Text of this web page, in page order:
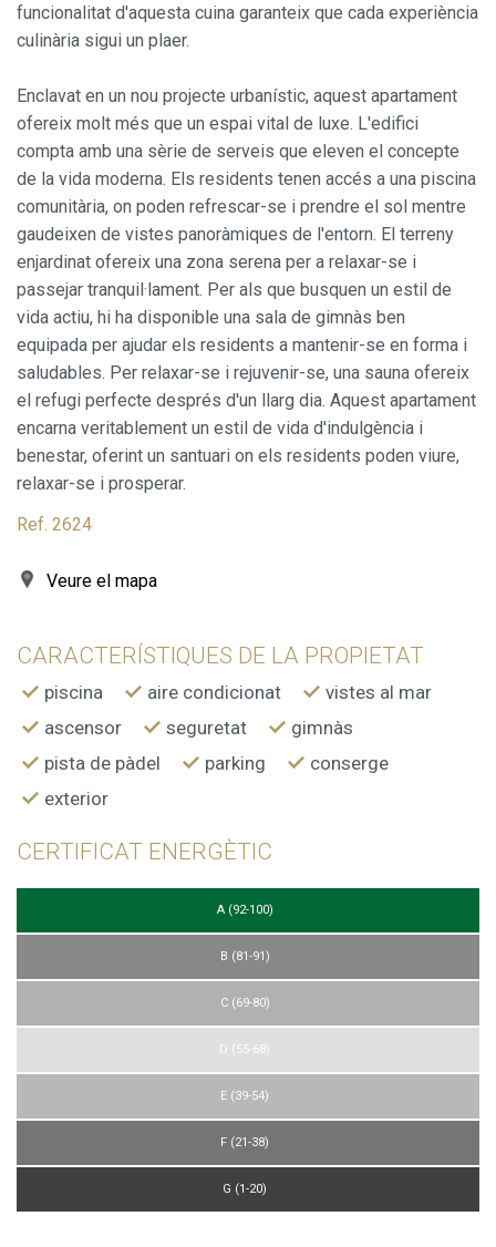
funcionalitat d'aquesta cuina garanteix que cada experiència
culinària sigui un plaer.
Enclavat en un nou projecte urbanístic, aquest apartament
ofereix molt més que un espai vital de luxe. L'edifici
compta amb una sèrie de serveis que eleven el concepte
de la vida moderna. Els residents tenen accés a una piscina
comunitària, on poden refrescar-se i prendre el sol mentre
gaudeixen de vistes panoràmiques de l'entorn. El terreny
enjardinat ofereix una zona serena per a relaxar-se i
passejar tranquil·lament. Per als que busquen un estil de
vida actiu, hi ha disponible una sala de gimnàs ben
equipada per ajudar els residents a mantenir-se en forma i
saludables. Per relaxar-se i rejuvenir-se, una sauna ofereix
el refugi perfecte després d'un llarg dia. Aquest apartament
encarna veritablement un estil de vida d'indulgència i
benestar, oferint un santuari on els residents poden viure,
relaxar-se i prosperar.
Ref. 2624
Veure el mapa
CARACTERÍSTIQUES DE LA PROPIETAT
piscina aire condicionat
vistes al mar
ascensor
seguretat
gimnàs
pista de pàdel
parking
conserge
exterior
CERTIFICAT ENERGÈTIC
A (92-100)
B (81-91)
C (69-80)
D (55-68)
E (39-54)
F (21-38)
G (1-20)
Analítiques i personalització
mitjançant aquest tipus de cookies s'utilitza en el
mesurament de l'activitat del web per a l'elaboració de
perfils de navegació dels usuaris per introduir millores en
funció de l'anàlisi de les dades d'ús que fan els usuaris del
servei. Permeten desar la informació de preferència de
l'usuari per millorar la qualitat dels nostres serveis i oferir
una millor experiència a través de productes recomanats.
Marketing i publicitat
Aquestes cookies són utilitzades per emmagatzemar
informació sobre les preferències i les eleccions personals
de l'usuari a través de l'observació continuada dels seus
hàbits de navegació. Gràcies a elles, podem conèixer els
hàbits de navegació al lloc web i mostrar publicitat
relacionada amb el perfil de navegació de l'usuari.